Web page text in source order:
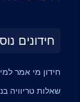
חידונים
חידון מי אמר
שאלות טריוויה